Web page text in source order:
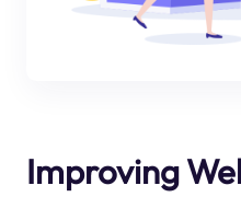
Improving